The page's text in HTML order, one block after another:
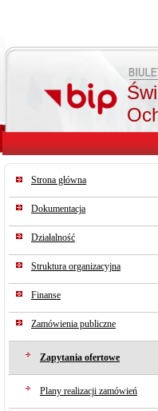
Strona główna
Dokumentacja
Działalność
Struktura organizacyjna
Finanse
Zamówienia publiczne
Zapytania ofertowe
Plany realizacji zamówień